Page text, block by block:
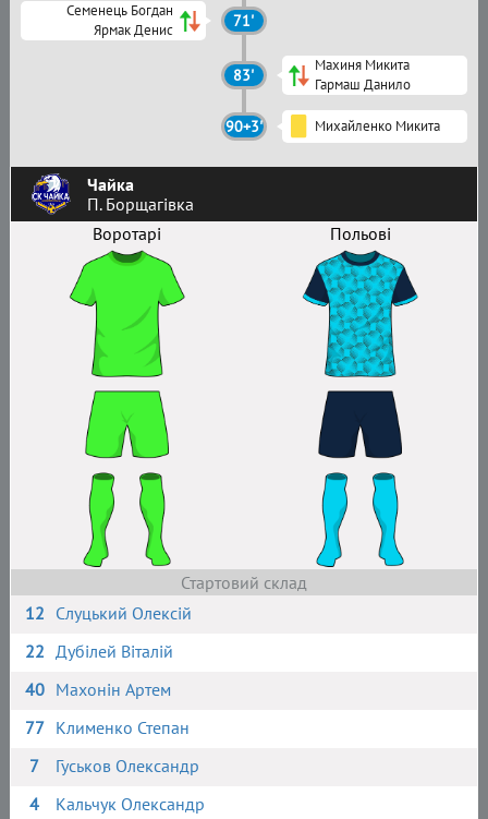
Чайка
П. Борщагівка
Воротарі
Польові
Стартовий склад
12 Слуцький Олексій
22 Дубілей Віталій
40 Махонін Артем
77 Клименко Степан
7
Гуськов Олександр
4
Кальчук Олександр
Семенець Богдан
Ярмак Денис
71'
83'
Махиня Микита
Гармаш Данило
90+3' Михайленко Микита